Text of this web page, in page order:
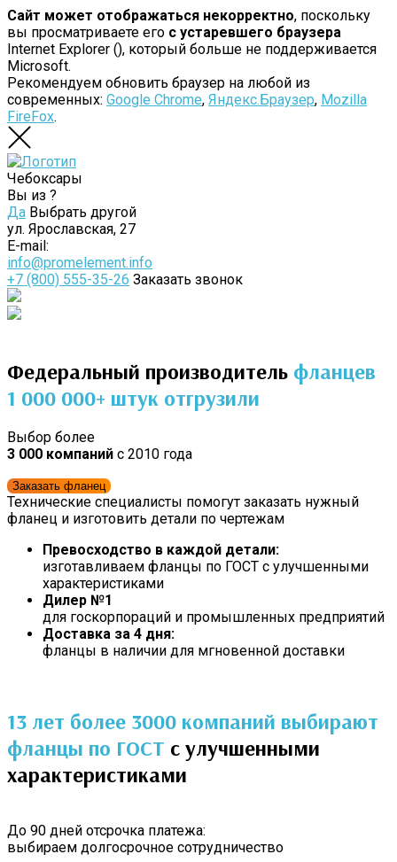
Сайт может отображаться некорректно, поскольку
вы просматриваете его с устаревшего браузера
Internet Explorer (), который больше не поддерживается
Microsoft.
Рекомендуем обновить браузер на любой из
современных: Google Chrome, Яндекс.Браузер, Mozilla
FireFox.
Чебоксары
Вы из ?
Да Выбрать другой
ул. Ярославская, 27
E-mail:
info@promelement.info
+7 (800) 555-35-26 Заказать звонок
Федеральный производитель фланцев
1 000 000+ штук отгрузили
Выбор более
3 000 компаний с 2010 года
Заказать фланец
Технические специалисты помогут заказать нужный
фланец и изготовить детали по чертежам
Превосходство в каждой детали:
изготавливаем фланцы по ГОСТ с улучшенными
характеристиками
Дилер №1
для госкорпораций и промышленных предприятий
Доставка за 4 дня:
фланцы в наличии для мгновенной доставки
13 лет более 3000 компаний выбирают
фланцы по ГОСТ с улучшенными
характеристиками
До 90 дней отсрочка платежа:
выбираем долгосрочное сотрудничество